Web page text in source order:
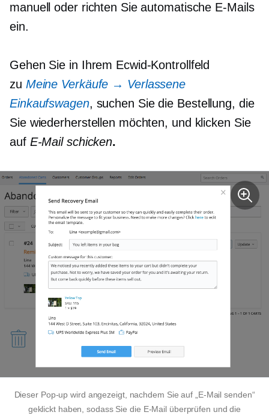
manuell oder richten Sie automatische E-Mails
ein.
Gehen Sie in Ihrem Ecwid-Kontrollfeld
zu Meine Verkäufe → Verlassene
Einkaufswagen, suchen Sie die Bestellung, die
Sie wiederherstellen möchten, und klicken Sie
auf E-Mail schicken.
Dieser Pop-up wird angezeigt, nachdem Sie auf „E-Mail senden“
geklickt haben, sodass Sie die E-Mail überprüfen und die